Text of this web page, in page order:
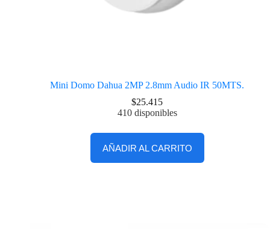
Mini Domo Dahua 2MP 2.8mm Audio IR 50MTS.
$25.415
410 disponibles
AÑADIR AL CARRITO